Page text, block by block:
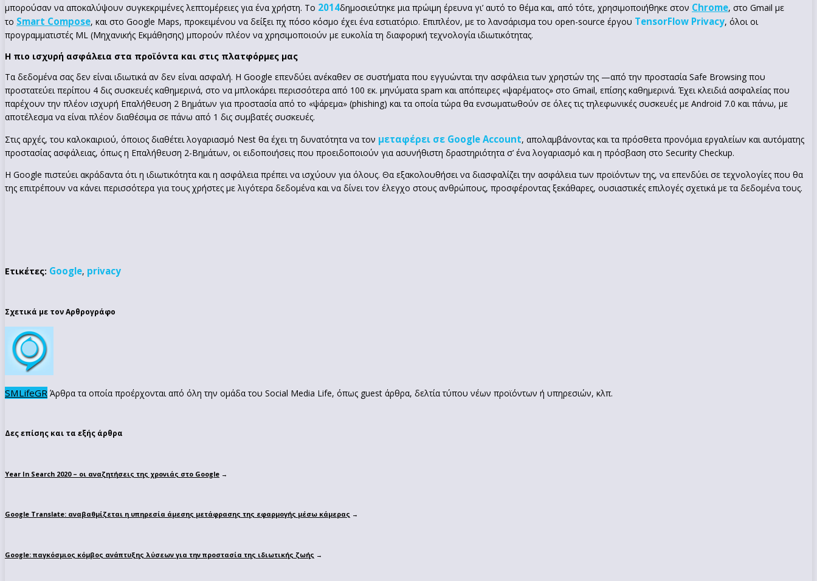
μπορούσαν να αποκαλύψουν συγκεκριμένες λεπτομέρειες για ένα χρήστη. Το 2014δημοσιεύτηκε μια πρώιμη έρευνα γι’ αυτό το θέμα και, από τότε, χρησιμοποιήθηκε στον Chrome, στο Gmail με
το Smart Compose, και στο Google Maps, προκειμένου να δείξει πχ πόσο κόσμο έχει ένα εστιατόριο. Επιπλέον, με το λανσάρισμα του open-source έργου TensorFlow Privacy, όλοι οι
προγραμματιστές ML (Μηχανικής Εκμάθησης) μπορούν πλέον να χρησιμοποιούν με ευκολία τη διαφορική τεχνολογία ιδιωτικότητας.
Η πιο ισχυρή ασφάλεια στα προϊόντα και στις πλατφόρμες μας
Τα δεδομένα σας δεν είναι ιδιωτικά αν δεν είναι ασφαλή. Η Google επενδύει ανέκαθεν σε συστήματα που εγγυώνται την ασφάλεια των χρηστών της —από την προστασία Safe Browsing που
προστατεύει περίπου 4 δις συσκευές καθημερινά, στο να μπλοκάρει περισσότερα από 100 εκ. μηνύματα spam και απόπειρες «ψαρέματος» στο Gmail, επίσης καθημερινά. Έχει κλειδιά ασφαλείας που
παρέχουν την πλέον ισχυρή Επαλήθευση 2 Bημάτων για προστασία από το «ψάρεμα» (phishing) και τα οποία τώρα θα ενσωματωθούν σε όλες τις τηλεφωνικές συσκευές με Android 7.0 και πάνω, με
αποτέλεσμα να είναι πλέον διαθέσιμα σε πάνω από 1 δις συμβατές συσκευές.
Στις αρχές, του καλοκαιριού, όποιος διαθέτει λογαριασμό Nest θα έχει τη δυνατότητα να τον μεταφέρει σε Google Account, απολαμβάνοντας και τα πρόσθετα προνόμια εργαλείων και αυτόματης
προστασίας ασφάλειας, όπως η Επαλήθευση 2-Βημάτων, οι ειδοποιήσεις που προειδοποιούν για ασυνήθιστη δραστηριότητα σ’ ένα λογαριασμό και η πρόσβαση στο Security Checkup.
Η Google πιστεύει ακράδαντα ότι η ιδιωτικότητα και η ασφάλεια πρέπει να ισχύουν για όλους. Θα εξακολουθήσει να διασφαλίζει την ασφάλεια των προϊόντων της, να επενδύει σε τεχνολογίες που θα
της επιτρέπουν να κάνει περισσότερα για τους χρήστες με λιγότερα δεδομένα και να δίνει τον έλεγχο στους ανθρώπους, προσφέροντας ξεκάθαρες, ουσιαστικές επιλογές σχετικά με τα δεδομένα τους.
Ετικέτες: Google, privacy
Σχετικά με τον Αρθρογράφο
SMLifeGR Άρθρα τα οποία προέρχονται από όλη την ομάδα του Social Media Life, όπως guest άρθρα, δελτία τύπου νέων προϊόντων ή υπηρεσιών, κλπ.
Δες επίσης και τα εξής άρθρα
Year In Search 2020 – οι αναζητήσεις της χρονιάς στο Google →
Google Translate: αναβαθμίζεται η υπηρεσία άμεσης μετάφρασης της εφαρμογής μέσω κάμερας →
Google: παγκόσμιος κόμβος ανάπτυξης λύσεων για την προστασία της ιδιωτικής ζωής →